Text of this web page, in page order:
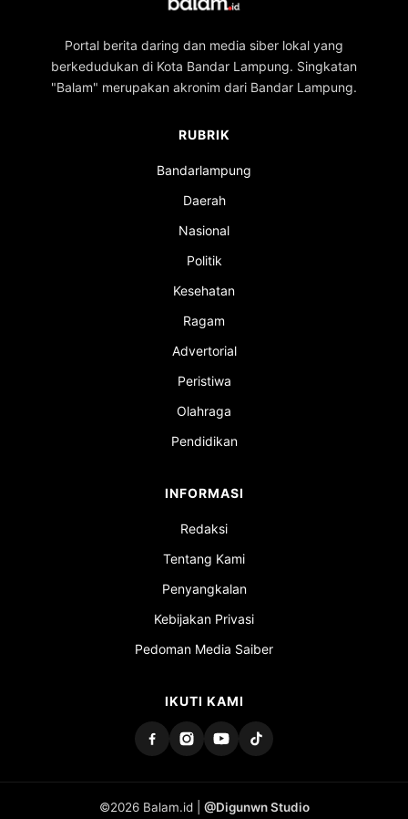
Portal berita daring dan media siber lokal yang
berkedudukan di Kota Bandar Lampung. Singkatan
"Balam" merupakan akronim dari Bandar Lampung.
RUBRIK
Bandarlampung
Daerah
Nasional
Politik
Kesehatan
Ragam
Advertorial
Peristiwa
Olahraga
Pendidikan
INFORMASI
Redaksi
Tentang Kami
Penyangkalan
Kebijakan Privasi
Pedoman Media Saiber
IKUTI KAMI
©2026 Balam.id | @Digunwn Studio